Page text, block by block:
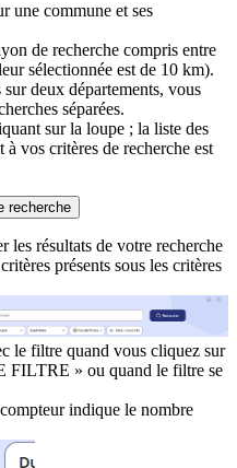
une commune et ses
de recherche compris entre
sélectionnée est de 10 km).
deux départements, vous
séparées.
sur la loupe ; la liste des
vos critères de recherche est
recherche
les résultats de votre recherche
présents sous les critères
le filtre quand vous cliquez sur
» ou quand le filtre se
indique le nombre